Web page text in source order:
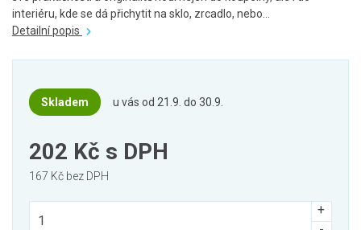
interiéru, kde se dá přichytit na sklo, zrcadlo, nebo...
Detailní popis
Skladem u vás od 21.9. do 30.9.
202 Kč s DPH
167 Kč bez DPH